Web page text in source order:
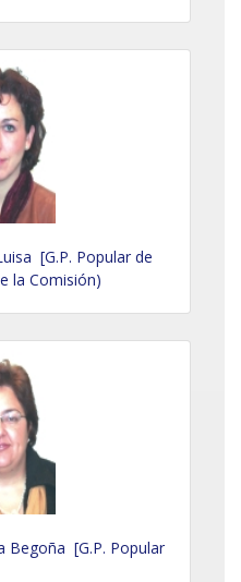
[G.P. Popular de
la Comisión)
Begoña [G.P. Popular